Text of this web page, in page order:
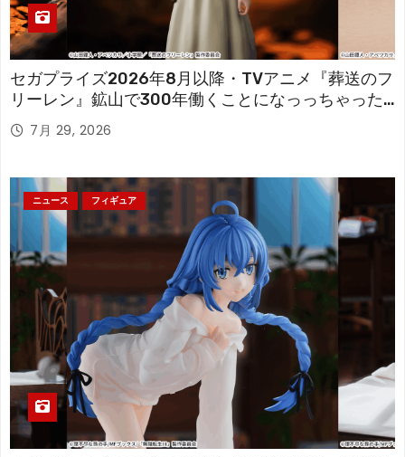
セガプライズ2026年8月以降・TVアニメ『葬送のフ
リーレン』鉱山で300年働くことになっっちゃった
「フリーレン」を立体化！
7月 29, 2026
ニュース フィギュア